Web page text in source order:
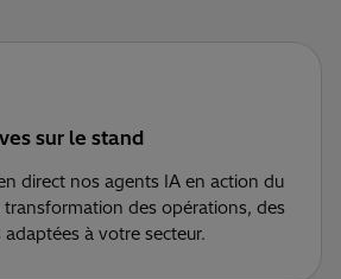
sur le stand
direct nos agents IA en action du
transformation des opérations, des
à votre secteur.